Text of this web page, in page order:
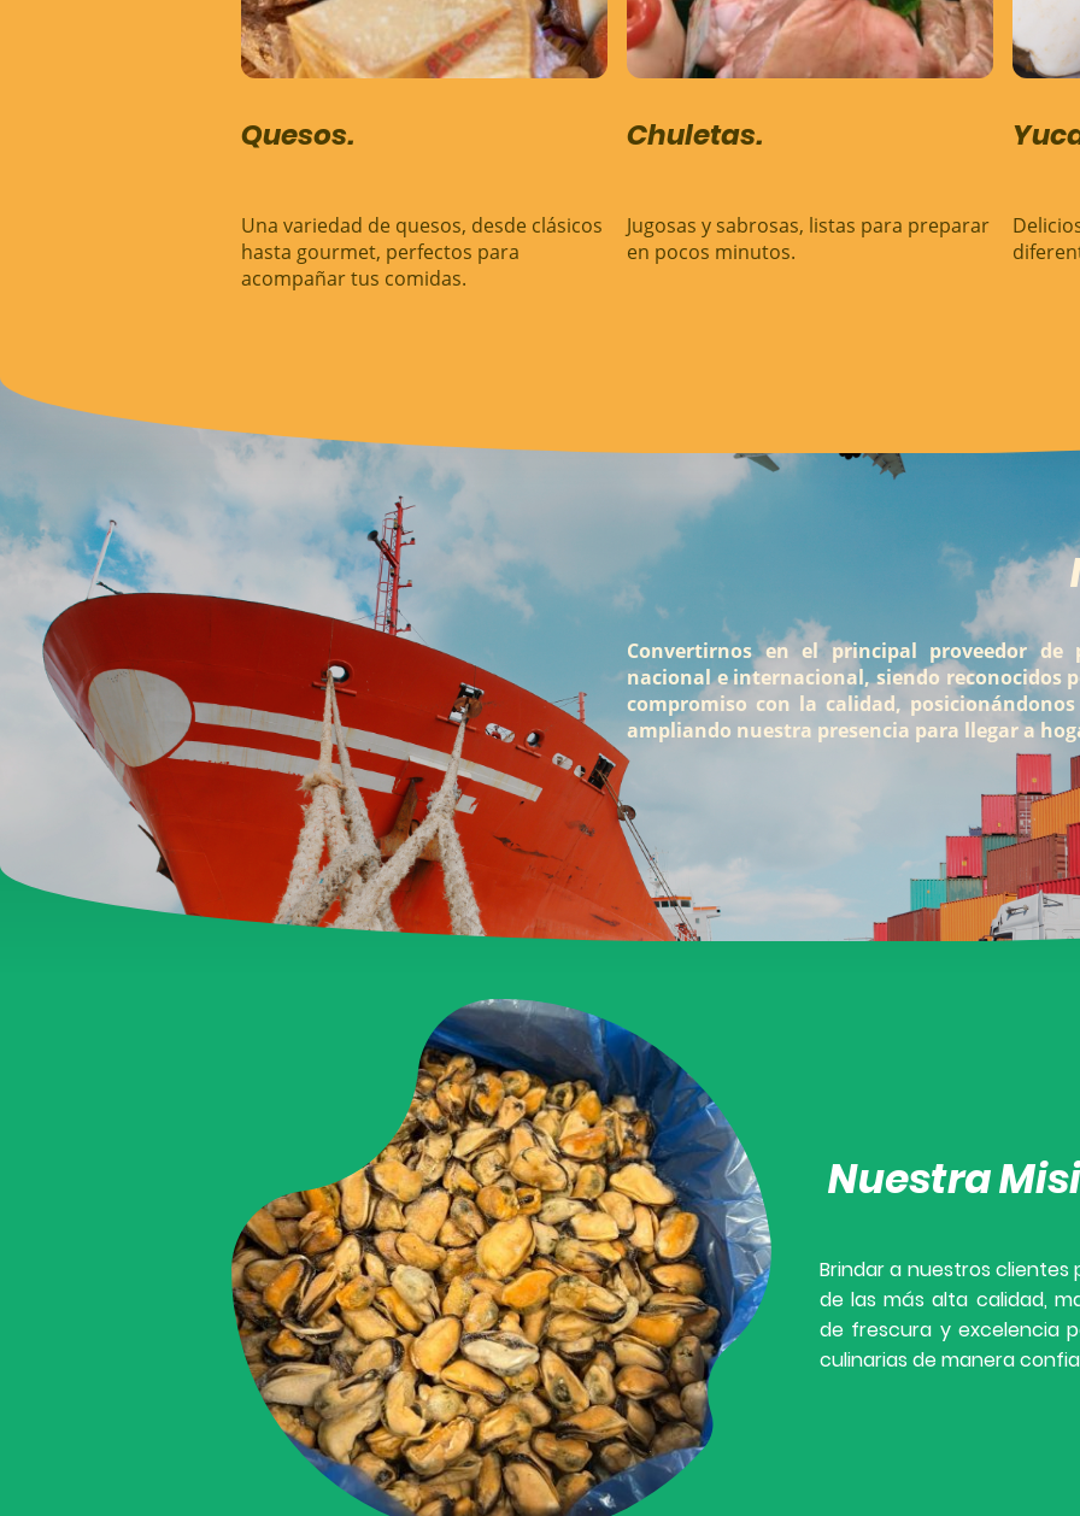
Quesos.
Una variedad de quesos, desde clásicos
hasta gourmet, perfectos para
acompañar tus comidas.
Chuletas.
Jugosas y sabrosas, listas para preparar
en pocos minutos.
Convertirnos en el principal proveedor de
nacional e internacional, siendo reconocidos
compromiso con la calidad,
ampliando nuestra presencia para llegar a
Nuestra
Brindar a nuestros
de las más alta calidad,
de frescura y excelencia
culinarias de manera